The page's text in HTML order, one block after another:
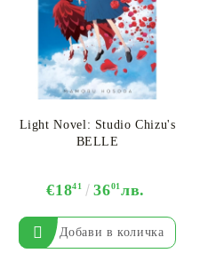
Light Novel: Studio Chizu's
BELLE
€1841 3601лв.